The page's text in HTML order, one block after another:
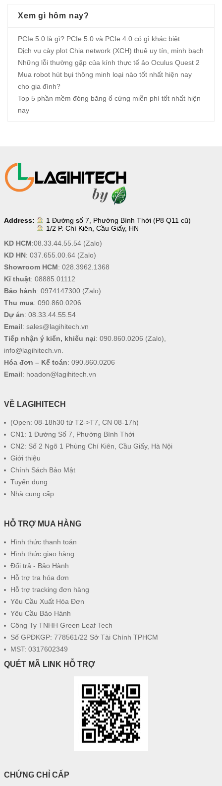
Xem gì hôm nay?
PCIe 5.0 là gì? PCIe 5.0 và PCIe 4.0 có gì khác biệt
Dịch vụ cày plot Chia network (XCH) thuê uy tín, minh bạch
Những lỗi thường gặp của kính thực tế ảo Oculus Quest 2
Mua robot hút bụi thông minh loại nào tốt nhất hiện nay
cho gia đình?
Top 5 phần mềm đóng băng ổ cứng miễn phí tốt nhất hiện
nay
Address:
1 Đường số 7, Phường Bình Thới (P8 Q11 cũ)
1/2 P. Chí Kiên, Cầu Giấy, HN
KD HCM:08.33.44.55.54(Zalo)
KD HN: 037.655.00.64(Zalo)
Showroom HCM: 028.3962.1368
Kĩ thuật: 08885.01112
Bảo hành: 0974147300(Zalo)
Thu mua: 090.860.0206
Dự án: 08.33.44.55.54
Email: sales@lagihitech.vn
Tiếp nhận ý kiến, khiếu nại: 090.860.0206 (Zalo),
info@lagihitech.vn
Hóa đơn – Kế toán: 090.860.0206
Email: hoadon@lagihitech.vn
VỀ LAGIHITECH
(Open: 08-18h30 từ T2->T7, CN 08-17h)
CN1: 1 Đường Số 7, Phường Bình Thới
CN2: Số 2 Ngõ 1 Phùng Chí Kiên, Cầu Giấy, Hà Nội
Giới thiệu
Chính Sách Bảo Mật
Tuyển dụng
Nhà cung cấp
HỖ TRỢ MUA HÀNG
Hình thức thanh toán
Hình thức giao hàng
Đổi trả - Bảo Hành
Hỗ trợ tra hóa đơn
Hỗ trợ tracking đơn hàng
Yêu Cầu Xuất Hóa Đơn
Yêu Cầu Bảo Hành
Công Ty TNHH Green Leaf Tech
Số GPĐKGP: 778561/22 Sở Tài Chính TPHCM
MST: 0317602349
QUÉT MÃ LINK HỖ TRỢ
CHỨNG CHỈ CẤP